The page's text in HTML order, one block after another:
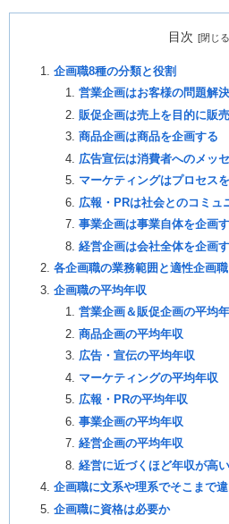
目次
企画職8種の分類と役割
営業企画はお客様の問題解
販促企画は売上を目的に販
商品企画は商品を企画する
広告宣伝は消費者へのメッ
マーケティングはプロセス
広報・PRは社会とのコミュ
事業企画は事業自体を企画
経営企画は会社全体を企画
各企画職の業務範囲と適性企画職
企画職の平均年収
営業企画＆販促企画の平均
商品企画の平均年収
広告・宣伝の平均年収
マーケティングの平均年収
広報・PRの平均年収
事業企画の平均年収
経営企画の平均年収
経営に近づくほど年収が高い
企画職に文系や理系でそこまで
企画職に資格は必要か